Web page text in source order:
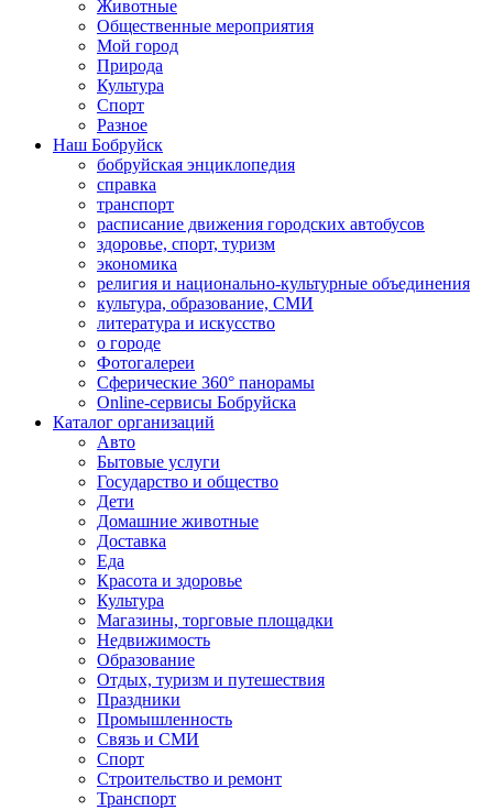
Животные
Общественные мероприятия
Мой город
Природа
Культура
Спорт
Разное
Наш Бобруйск
бобруйская энциклопедия
справка
транспорт
расписание движения городских автобусов
здоровье, спорт, туризм
экономика
религия и национально-культурные объединения
культура, образование, СМИ
литература и искусство
о городе
Фотогалереи
Сферические 360° панорамы
Online-сервисы Бобруйска
Каталог организаций
Авто
Бытовые услуги
Государство и общество
Дети
Домашние животные
Доставка
Еда
Красота и здоровье
Культура
Магазины, торговые площадки
Недвижимость
Образование
Отдых, туризм и путешествия
Праздники
Промышленность
Связь и СМИ
Спорт
Строительство и ремонт
Транспорт